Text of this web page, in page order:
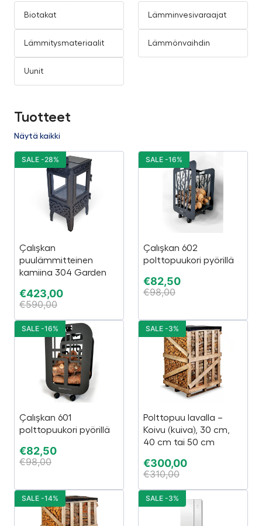
Biotakat Lämminvesivaraajat
Lämmitysmateriaalit Lämmönvaihdin
Uunit
Tuotteet
Näytä kaikki
Çalışkan
puulämmitteinen
kamiina 304 Garden
€423,00
€590,00
SALE -28%
Çalışkan 602
polttopuukori pyörillä
€82,50
€98,00
SALE -16%
Çalışkan 601
polttopuukori pyörillä
€82,50
€98,00
SALE -16%
Polttopuu lavalla –
Koivu (kuiva), 30 cm,
40 cm tai 50 cm
€300,00
€310,00
SALE -3%
SALE -14% SALE -3%